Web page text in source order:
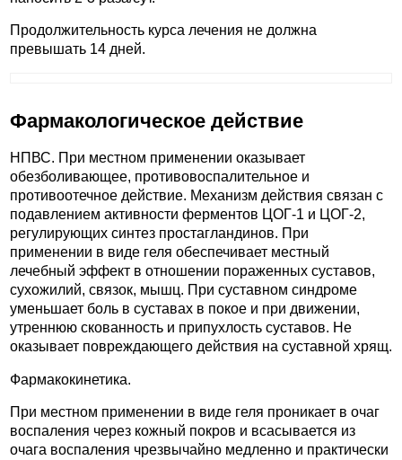
Продолжительность курса лечения не должна
превышать 14 дней.
Фармакологическое действие
НПВС. При местном применении оказывает
обезболивающее, противовоспалительное и
противоотечное действие. Механизм действия связан с
подавлением активности ферментов ЦОГ-1 и ЦОГ-2,
регулирующих синтез простагландинов. При
применении в виде геля обеспечивает местный
лечебный эффект в отношении пораженных суставов,
сухожилий, связок, мышц. При суставном синдроме
уменьшает боль в суставах в покое и при движении,
утреннюю скованность и припухлость суставов. Не
оказывает повреждающего действия на суставной хрящ.
Фармакокинетика.
При местном применении в виде геля проникает в очаг
воспаления через кожный покров и всасывается из
очага воспаления чрезвычайно медленно и практически